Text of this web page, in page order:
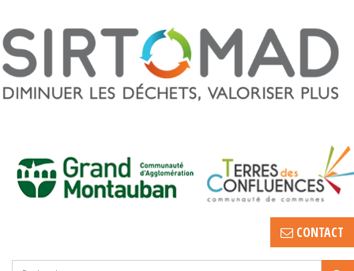
CONTACT